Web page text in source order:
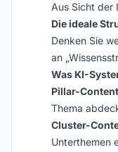
Aus Sicht der
Die ideale
Denken Sie
an
Was KI-
Pillar-Content
Thema
Cluster-
Unterthemen